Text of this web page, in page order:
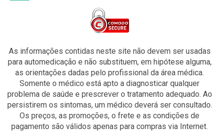
As informações contidas neste site não devem ser usadas
para automedicação e não substituem, em hipótese alguma,
as orientações dadas pelo profissional da área médica.
Somente o médico está apto a diagnosticar qualquer
problema de saúde e prescrever o tratamento adequado. Ao
persistirem os sintomas, um médico deverá ser consultado.
Os preços, as promoções, o frete e as condições de
pagamento são válidos apenas para compras via Internet.